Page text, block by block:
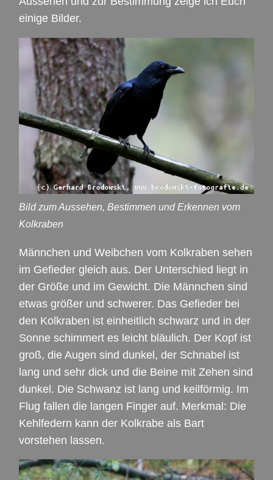
einige Bilder.
Bild zum Aussehen, Bestimmen und Erkennen vom
Kolkraben
Männchen und Weibchen vom Kolkraben sehen
im Gefieder gleich aus. Der Unterschied liegt in
der Größe und im Gewicht. Die Männchen sind
etwas größer und schwerer. Das Gefieder bei
den Kolkraben ist einheitlich schwarz und in der
Sonne schimmert es leicht bläulich. Der Kopf ist
groß, die Augen sind dunkel, der Schnabel ist
lang und sehr dick und die Beine mit Zehen sind
dunkel. Die Schwanz ist lang und keilförmig. Im
Flug fallen die langen Finger auf. Merkmal: Die
Kehlfedern kann der Kolkrabe als Bart
vorstehen lassen.